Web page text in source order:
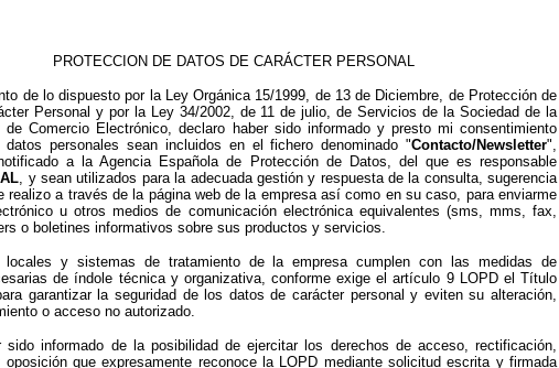
PROTECCION DE DATOS DE CARÁCTER PERSONAL
de lo dispuesto por la Ley Orgánica 15/1999, de 13 de Diciembre, de Protección de
Personal y por la Ley 34/2002, de 11 de julio, de Servicios de la Sociedad de la
de Comercio Electrónico, declaro haber sido informado y presto mi consentimiento
personales sean incluidos en el fichero denominado "Contacto/Newsletter",
a la Agencia Española de Protección de Datos, del que es responsable
, y sean utilizados para la adecuada gestión y respuesta de la consulta, sugerencia
realizo a través de la página web de la empresa así como en su caso, para enviarme
u otros medios de comunicación electrónica equivalentes (sms, mms, fax,
o boletines informativos sobre sus productos y servicios.
locales y sistemas de tratamiento de la empresa cumplen con las medidas de
de índole técnica y organizativa, conforme exige el artículo 9 LOPD el Título
garantizar la seguridad de los datos de carácter personal y eviten su alteración,
o acceso no autorizado.
sido informado de la posibilidad de ejercitar los derechos de acceso, rectificación,
oposición que expresamente reconoce la LOPD mediante solicitud escrita y firmada